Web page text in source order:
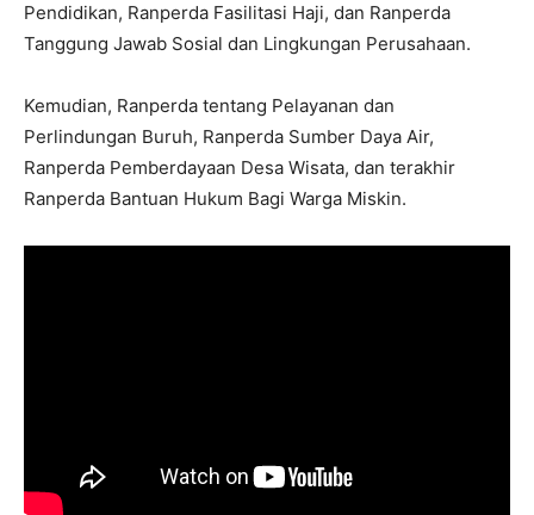
Pendidikan, Ranperda Fasilitasi Haji, dan Ranperda
Tanggung Jawab Sosial dan Lingkungan Perusahaan.
Kemudian, Ranperda tentang Pelayanan dan
Perlindungan Buruh, Ranperda Sumber Daya Air,
Ranperda Pemberdayaan Desa Wisata, dan terakhir
Ranperda Bantuan Hukum Bagi Warga Miskin.